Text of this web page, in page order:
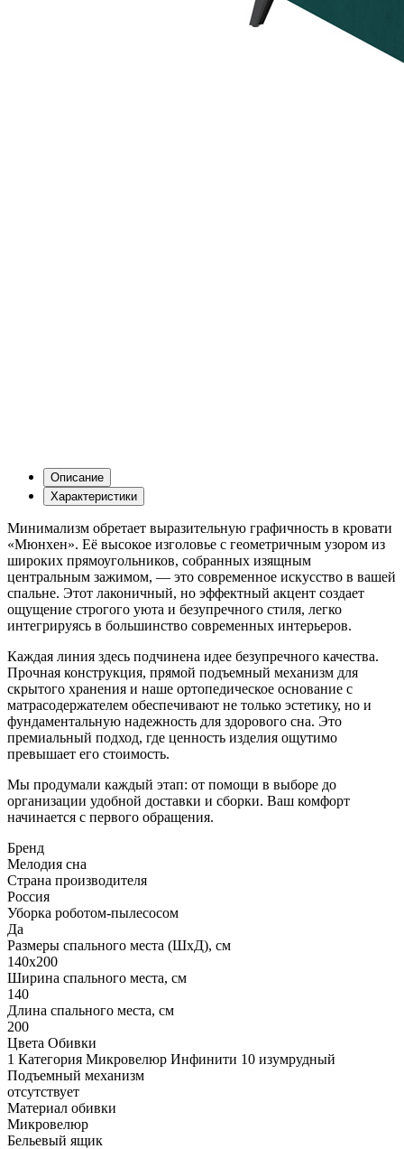
Описание
Характеристики
Минимализм обретает выразительную графичность в кровати
«Мюнхен». Её высокое изголовье с геометричным узором из
широких прямоугольников, собранных изящным
центральным зажимом, — это современное искусство в вашей
спальне. Этот лаконичный, но эффектный акцент создает
ощущение строгого уюта и безупречного стиля, легко
интегрируясь в большинство современных интерьеров.
Каждая линия здесь подчинена идее безупречного качества.
Прочная конструкция, прямой подъемный механизм для
скрытого хранения и наше ортопедическое основание с
матрасодержателем обеспечивают не только эстетику, но и
фундаментальную надежность для здорового сна. Это
премиальный подход, где ценность изделия ощутимо
превышает его стоимость.
Мы продумали каждый этап: от помощи в выборе до
организации удобной доставки и сборки. Ваш комфорт
начинается с первого обращения.
Бренд
Мелодия сна
Страна производителя
Россия
Уборка роботом-пылесосом
Да
Размеры спального места (ШхД), см
140х200
Ширина спального места, см
140
Длина спального места, см
200
Цвета Обивки
1 Категория Микровелюр Инфинити 10 изумрудный
Подъемный механизм
отсутствует
Материал обивки
Микровелюр
Бельевый ящик